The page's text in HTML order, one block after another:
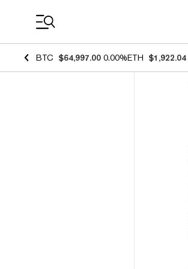
BTC $64,997.00 0.00%ETH $1,922.04